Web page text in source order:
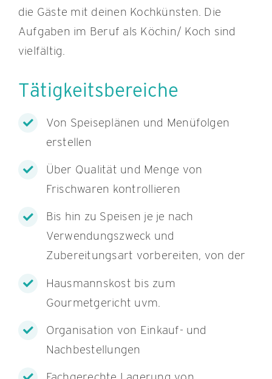
die Gäste mit deinen Kochkünsten. Die
Aufgaben im Beruf als Köchin/ Koch sind
vielfältig.
Tätigkeitsbereiche
Von Speiseplänen und Menüfolgen
erstellen
Über Qualität und Menge von
Frischwaren kontrollieren
Bis hin zu Speisen je je nach
Verwendungszweck und
Zubereitungsart vorbereiten, von der
Hausmannskost bis zum
Gourmetgericht uvm.
Organisation von Einkauf- und
Nachbestellungen